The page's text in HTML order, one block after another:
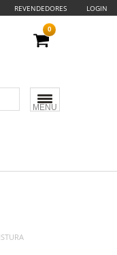
REVENDEDORES LOGIN
MENU
0